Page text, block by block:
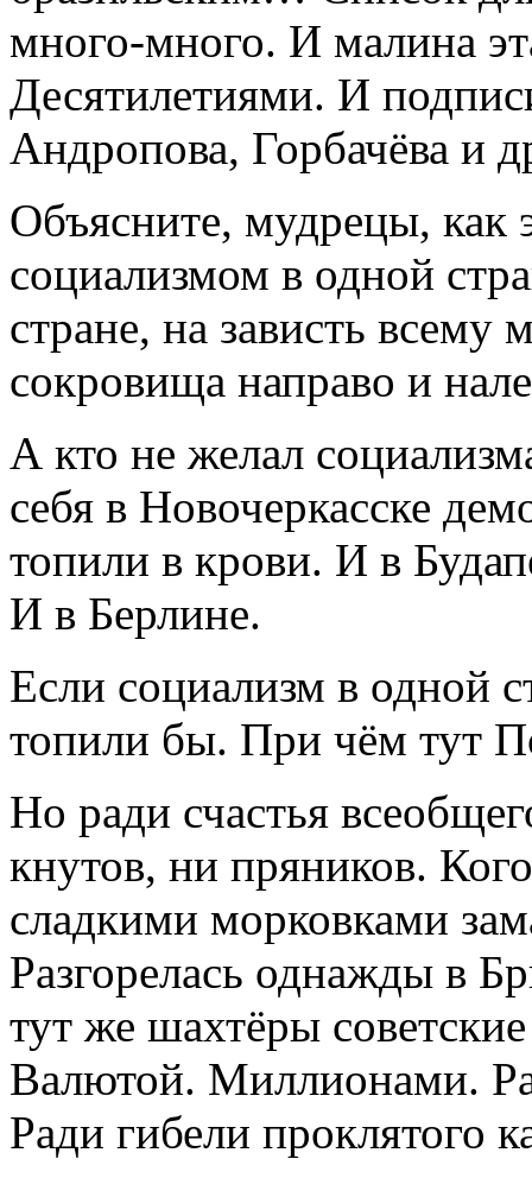
много-много. И малина
Десятилетиями. И
Андропова, Горбачёва и
Объясните, мудрецы, как
социализмом в одной
стране, на зависть всему
сокровища направо и
А кто не желал
себя в Новочеркасске
топили в крови. И в
И в Берлине.
Если социализм в одной
топили бы. При чём тут
Но ради счастья
кнутов, ни пряников.
сладкими морковками
Разгорелась однажды в
тут же шахтёры
Валютой. Миллионами.
Ради гибели проклятого